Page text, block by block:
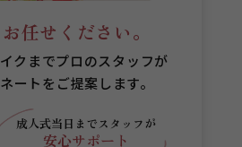
任せください。
クまでプロのスタッフが
ートをご提案します。
成人式当日まで スタッフが
安心サポート